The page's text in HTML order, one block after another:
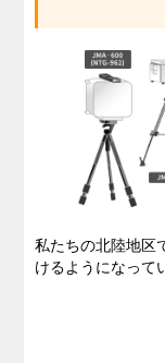
私たちの北陸地区
けるようになって